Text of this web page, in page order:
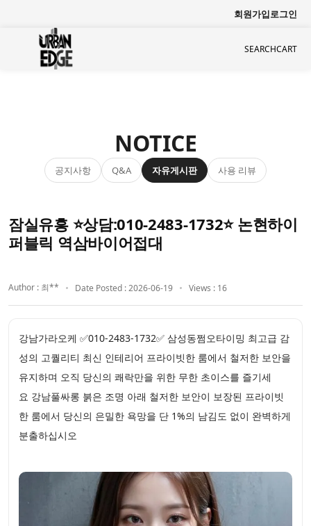
회원가입로그인
SEARCHCART
NOTICE
공지사항 Q&A 자유게시판 사용 리뷰
잠실유흥 ⭐상담:010-2483-1732⭐ 논현하이
퍼블릭 역삼바이어접대
Author : 최** Date Posted : 2026-06-19 Views : 16
강남가라오케 ✅010-2483-1732✅ 삼성동쩜오타이밍 최고급 감
성의 고퀄리티 최신 인테리어 프라이빗한 룸에서 철저한 보안을
유지하며 오직 당신의 쾌락만을 위한 무한 초이스를 즐기세
요 강남풀싸롱 붉은 조명 아래 철저한 보안이 보장된 프라이빗
한 룸에서 당신의 은밀한 욕망을 단 1%의 남김도 없이 완벽하게
분출하십시오